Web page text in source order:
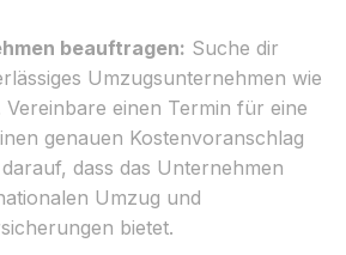
beauftragen: Suche dir
Umzugsunternehmen wie
einen Termin für eine
genauen Kostenvoranschlag
dass das Unternehmen
Umzug und
bietet.